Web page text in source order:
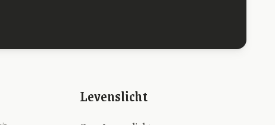
Levenslicht